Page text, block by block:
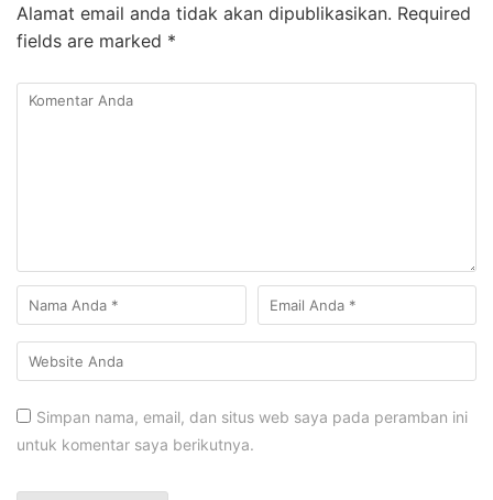
Alamat email anda tidak akan dipublikasikan. Required
fields are marked *
Simpan nama, email, dan situs web saya pada peramban ini
untuk komentar saya berikutnya.